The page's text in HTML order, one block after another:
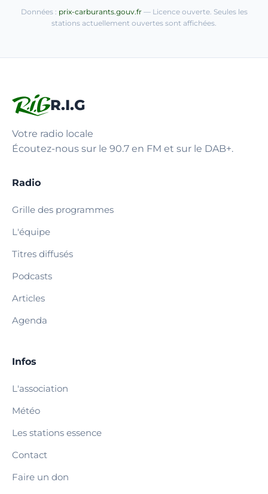
Données : prix-carburants.gouv.fr— Licence ouverte. Seules les
stations actuellement ouvertes sont affichées.
R.I.G
Votre radio locale
Écoutez-nous sur le 90.7 en FM et sur le DAB+.
Radio
Grille des programmes
L'équipe
Titres diffusés
Podcasts
Articles
Agenda
Infos
L'association
Météo
Les stations essence
Contact
Faire un don